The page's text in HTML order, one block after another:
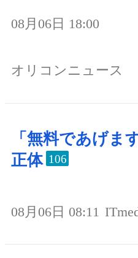
08月06日 18:00
オリコンニュース
「無料であげま
正体 106
08月06日 08:11